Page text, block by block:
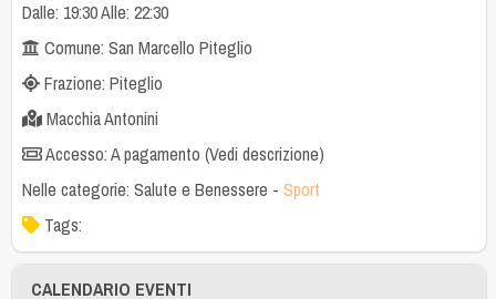
Dalle: 19:30 Alle: 22:30
Comune: San Marcello Piteglio
Frazione: Piteglio
Macchia Antonini
Accesso: A pagamento (Vedi descrizione)
Nelle categorie: Salute e Benessere - Sport
Tags:
CALENDARIO EVENTI